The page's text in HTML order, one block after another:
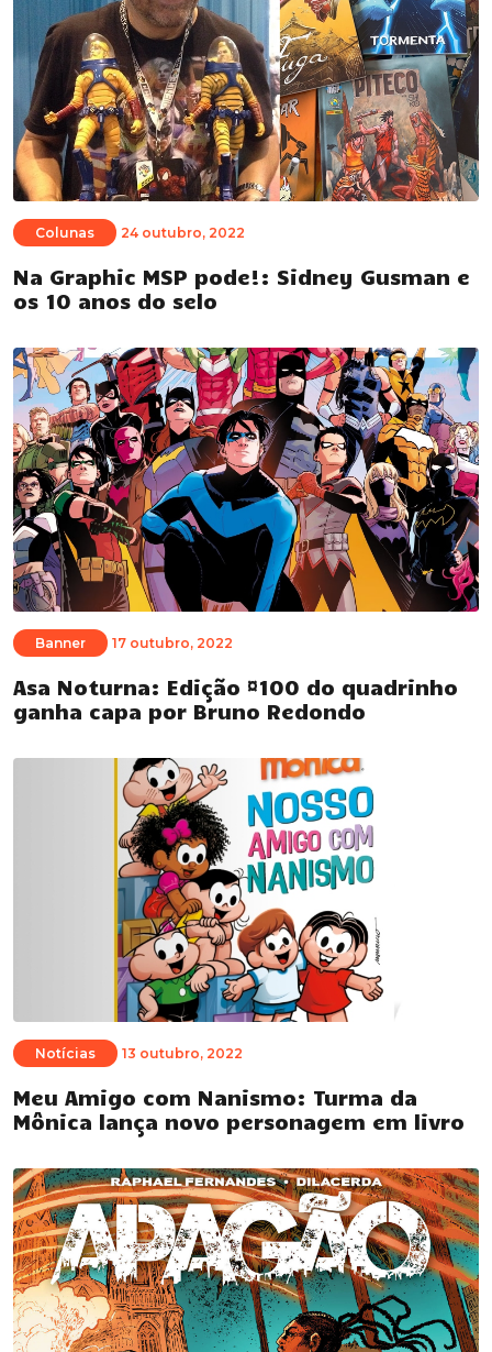
Colunas 24 outubro, 2022
Na Graphic MSP pode!: Sidney Gusman e
os 10 anos do selo
Banner 17 outubro, 2022
Asa Noturna: Edição #100 do quadrinho
ganha capa por Bruno Redondo
Notícias 13 outubro, 2022
Meu Amigo com Nanismo: Turma da
Mônica lança novo personagem em livro